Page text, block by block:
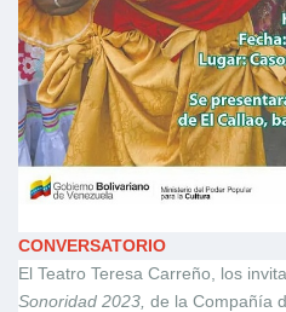
CONVERSATORIO
El Teatro Teresa Carreño, los
Sonoridad 2023, de la Compañía